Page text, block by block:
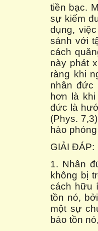
tiền bạc.
sự kiếm
dụng,
sánh với
cách
này phát
ràng khi
nhân đức
hơn là
đức là
(Phys.
hào
GIẢI ĐÁP:
1. Nhân
không bị
cách hữu
tồn nó,
một sự
bảo tồn